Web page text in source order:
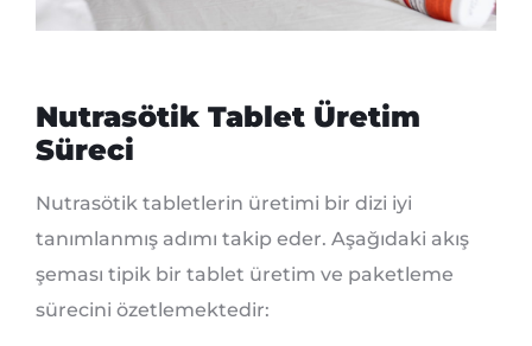
Nutrasötik Tablet Üretim
Süreci
Nutrasötik tabletlerin üretimi bir dizi iyi
tanımlanmış adımı takip eder. Aşağıdaki akış
şeması tipik bir tablet üretim ve paketleme
sürecini özetlemektedir: